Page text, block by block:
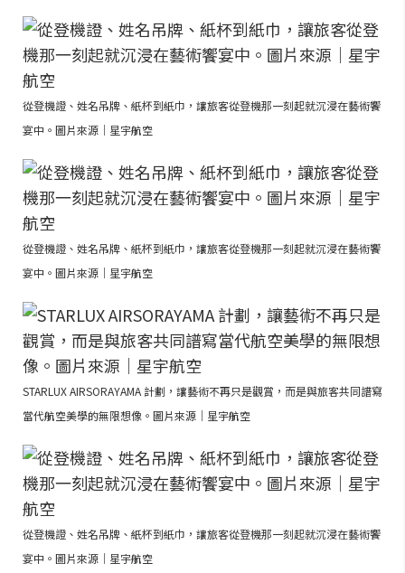
從登機證、姓名吊牌、紙杯到紙巾，讓旅客從登機那一刻起就沉浸在藝術饗
宴中。圖片來源｜星宇航空
從登機證、姓名吊牌、紙杯到紙巾，讓旅客從登機那一刻起就沉浸在藝術饗
宴中。圖片來源｜星宇航空
STARLUX AIRSORAYAMA 計劃，讓藝術不再只是觀賞，而是與旅客共同譜寫
當代航空美學的無限想像。圖片來源｜星宇航空
從登機證、姓名吊牌、紙杯到紙巾，讓旅客從登機那一刻起就沉浸在藝術饗
宴中。圖片來源｜星宇航空